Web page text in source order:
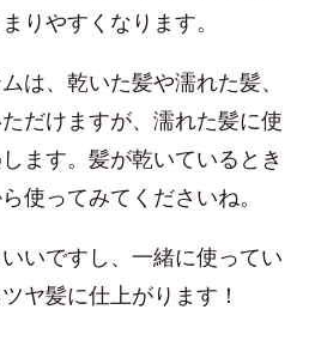
りやすくなります。
は、乾いた髪や濡れた髪、
だけますが、濡れた髪に使
ます。髪が乾いているとき
使ってみてくださいね。
いですし、一緒に使ってい
ヤ髪に仕上がります！